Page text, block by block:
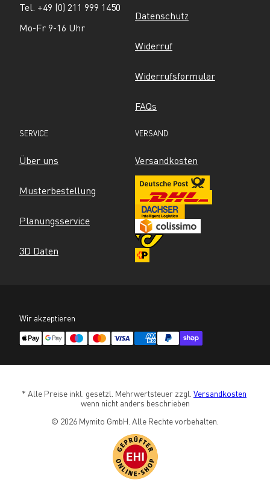
Tel. +49 (0) 211 999 1450
Mo-Fr 9-16 Uhr
Datenschutz
Widerruf
Widerrufsformular
FAQs
SERVICE
Über uns
Musterbestellung
Planungsservice
3D Daten
VERSAND
Versandkosten
Wir akzeptieren
* Alle Preise inkl. gesetzl. Mehrwertsteuer zzgl. Versandkosten
wenn nicht anders beschrieben
© 2026 Mymito GmbH. Alle Rechte vorbehalten.